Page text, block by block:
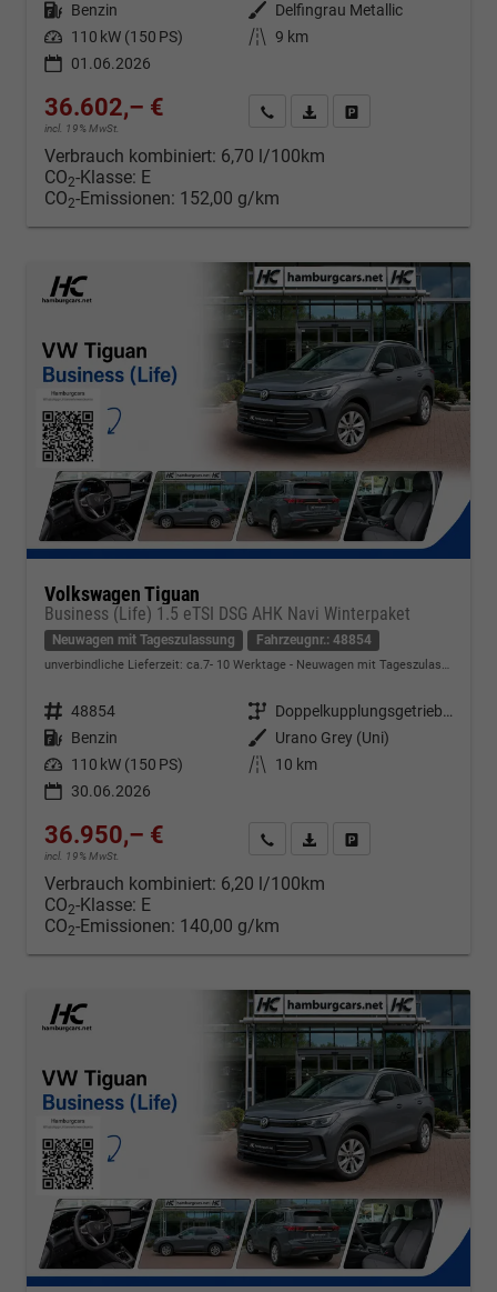
Kraftstoff Benzin Außenfarbe
Delfingrau Metallic
Leistung 110 kW (150 PS) Kilometerstand 9 km
01.06.2026
36.602,– €
incl. 19% MwSt.
Kontakt & Angebot anfordern
PDF-Datei, Fahrzeugexposé
Verbrauch kombiniert: 6,70 l/100km
CO2-Klasse: E
CO2-Emissionen: 152,00 g/km
Volkswagen Tiguan
Business (Life) 1.5 eTSI DSG AHK Navi Winterpaket
Neuwagen mit Tageszulassung Fahrzeugnr.: 48854
unverbindliche Lieferzeit: ca.7- 10 Werktage Neuwagen mit Tageszulassung
Fahrzeugnr. 48854 Getriebe
Doppelkupplungsgetriebe (DSG)
Kraftstoff Benzin Außenfarbe
Urano Grey (Uni)
Leistung 110 kW (150 PS) Kilometerstand
10 km
30.06.2026
36.950,– €
incl. 19% MwSt.
Kontakt & Angebot anfordern
PDF-Datei, Fahrzeugexposé
Verbrauch kombiniert: 6,20 l/100km
CO2-Klasse: E
CO2-Emissionen: 140,00 g/km